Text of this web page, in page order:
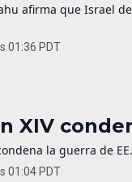
afirma que Israel
01:36 PDT
XIV
la guerra de
01:04 PDT